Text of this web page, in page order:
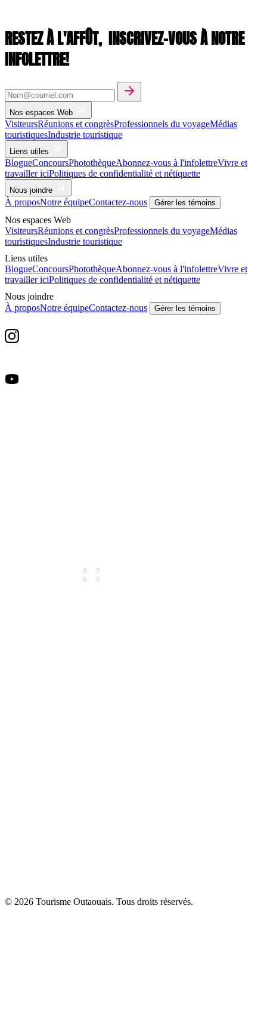
RESTEZ À L'AFFÛT, INSCRIVEZ-VOUS À NOTRE
INFOLETTRE!
Nos espaces Web
VisiteursRéunions et congrèsProfessionnels du voyageMédias
touristiquesIndustrie touristique
Liens utiles
BlogueConcoursPhotothèqueAbonnez-vous à l'infolettreVivre et
travailler iciPolitiques de confidentialité et nétiquette
Nous joindre
À proposNotre équipeContactez-nous Gérer les témoins
Nos espaces Web
VisiteursRéunions et congrèsProfessionnels du voyageMédias
touristiquesIndustrie touristique
Liens utiles
BlogueConcoursPhotothèqueAbonnez-vous à l'infolettreVivre et
travailler iciPolitiques de confidentialité et nétiquette
Nous joindre
À proposNotre équipeContactez-nous Gérer les témoins
© 2026 Tourisme Outaouais. Tous droits réservés.